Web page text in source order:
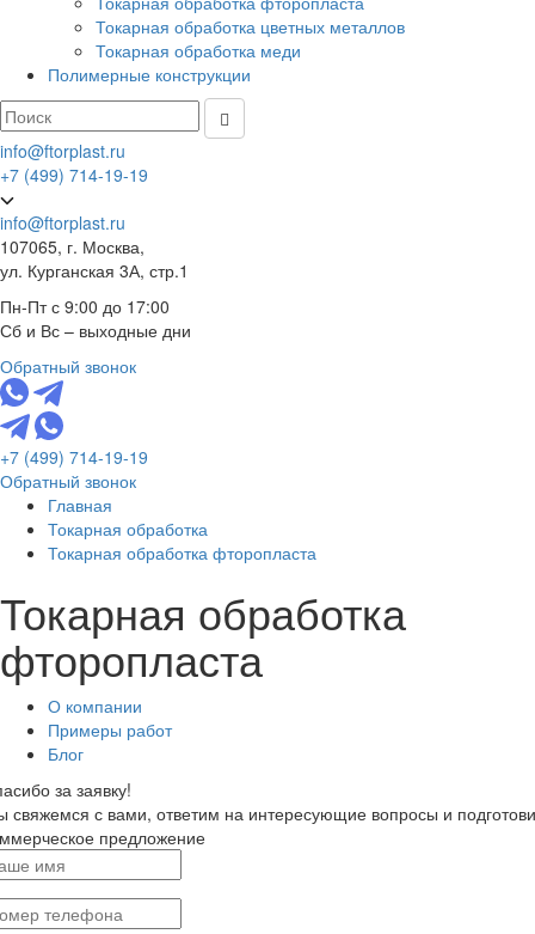
Токарная обработка цветных металлов
Токарная обработка меди
Полимерные конструкции
info@ftorplast.ru
+7 (499) 714-19-19
info@ftorplast.ru
107065, г. Москва,
ул. Курганская 3А, стр.1
Пн-Пт с 9:00 до 17:00
Сб и Вс – выходные дни
Обратный звонок
+7 (499) 714-19-19
Обратный звонок
Главная
Токарная обработка
Токарная обработка фторопласта
Токарная обработка
фторопласта
О компании
Примеры работ
Блог
за заявку!
свяжемся с вами, ответим на интересующие вопросы и
предложение